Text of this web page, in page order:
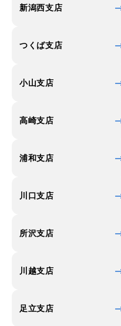
新潟西支店
つくば支店
小山支店
高崎支店
浦和支店
川口支店
所沢支店
川越支店
足立支店